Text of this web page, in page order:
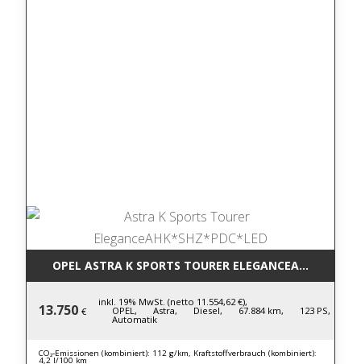
OPEL ASTRA K SPORTS TOURER
13.750 €
inkl. 19% MwSt. (netto 11.554,62 €),
OPEL, Astra, Diesel, 67.884 km, 123 PS,
Automatik
CO₂-Emissionen (kombiniert): 112 g/km, Kraftstoffverbrauch (kombiniert):
4,2 l/100 km